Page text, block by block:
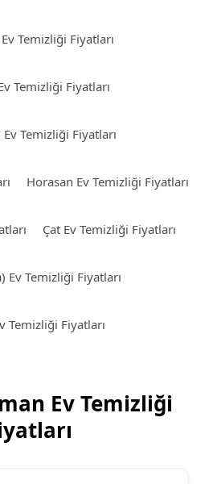
Temizliği Fiyatları
Temizliği Fiyatları
Temizliği Fiyatları
Horasan Ev Temizliği Fiyatları
Çat Ev Temizliği Fiyatları
Ev Temizliği Fiyatları
Temizliği Fiyatları
Ev Temizliği